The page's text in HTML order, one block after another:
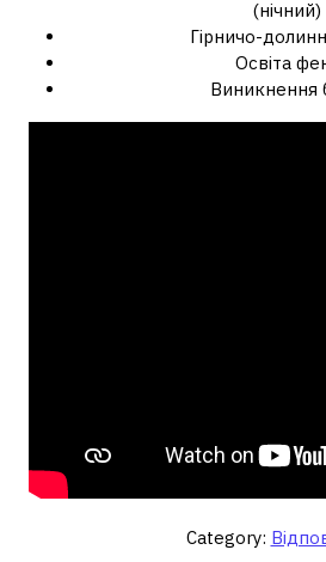
(нічний)
Гірничо-
Освіта
Виникнення
Category: